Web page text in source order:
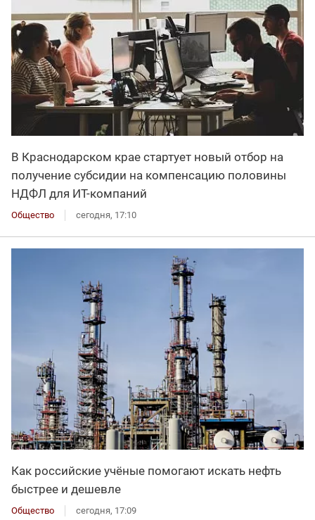
В Краснодарском крае стартует новый отбор на
получение субсидии на компенсацию половины
НДФЛ для ИT-компаний
Общество сегодня, 17:10
Как российские учёные помогают искать нефть
быстрее и дешевле
Общество сегодня, 17:09